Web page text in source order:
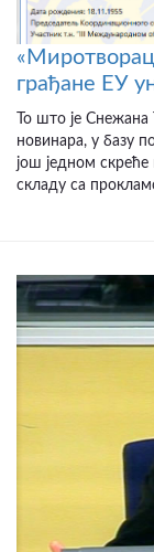
грађане ЕУ
То што је
новинара, у базу
још једном
складу са